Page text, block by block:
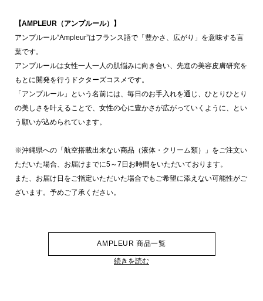
【AMPLEUR（アンプルール）】
アンプルール“Ampleur”はフランス語で「豊かさ、広がり」を意味する言
葉です。
アンプルールは女性一人一人の肌悩みに向き合い、先進の美容皮膚研究を
もとに開発を行うドクターズコスメです。
「アンプルール」という名前には、毎日のお手入れを通じ、ひとりひとり
の美しさを叶えることで、女性の心に豊かさが広がっていくように、とい
う願いが込められています。
※沖縄県への「航空搭載出来ない商品（液体・クリーム類）」をご注文い
ただいた場合、お届けまでに5～7日お時間をいただいております。
また、お届け日をご指定いただいた場合でもご希望に添えない可能性がご
ざいます。予めご了承ください。
AMPLEUR 商品一覧
続きを読む